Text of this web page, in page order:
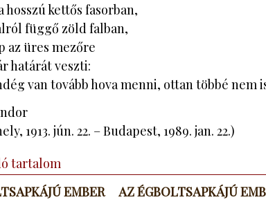
hosszú kettős fasorban,
függő zöld falban,
az üres mezőre
határát veszti:
van tovább hova menni, ottan többé nem
1913. jún. 22. – Budapest, 1989. jan. 22.)
tartalom
EMBER
AZ ÉGBOLTSAPKÁJÚ